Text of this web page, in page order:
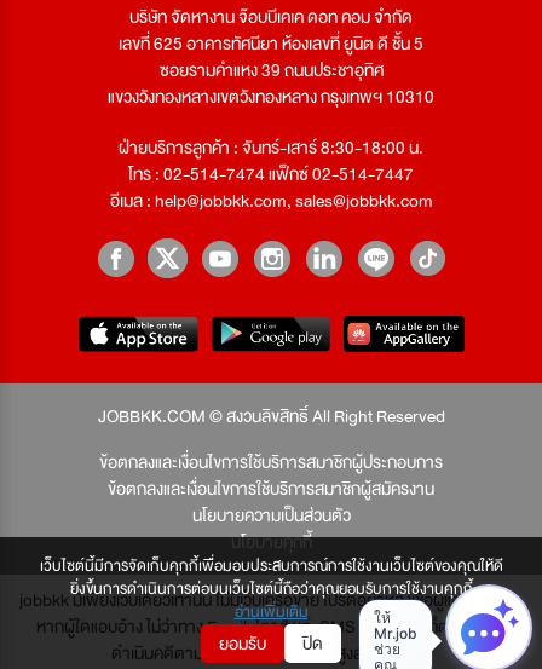
เว็บไซต์นี้มีการจัดเก็บคุกกี้เพื่อมอบประสบการณ์การใช้งานเว็บไซต์ของคุณให้ดี
ยิ่งขึ้นการดำเนินการต่อบนเว็บไซต์นี้ถือว่าคุณยอมรับการใช้งานคุกกี้
อ่านเพิ่มเติม
ยอมรับ ปิด
บริษัท จัดหางาน จ๊อบบีเคเค ดอท คอม จำกัด
เลขที่ 625 อาคารทัศนียา ห้องเลขที่ ยูนิต ดี ชั้น 5
ซอยรามคำแหง 39 ถนนประชาอุทิศ
แขวงวังทองหลางเขตวังทองหลาง กรุงเทพฯ 10310
ฝ่ายบริการลูกค้า : จันทร์-เสาร์ 8:30-18:00 น.
โทร : 02-514-7474 แฟ็กซ์ 02-514-7447
อีเมล :help@jobbkk.com,sales@jobbkk.com
JOBBKK.COM © สงวนลิขสิทธิ์ All Right Reserved
ข้อตกลงและเงื่อนไขการใช้บริการสมาชิกผู้ประกอบการ
ข้อตกลงและเงื่อนไขการใช้บริการสมาชิกผู้สมัครงาน
นโยบายความเป็นส่วนตัว
นโยบายคุกกี้
jobbkk มีเพียงเว็บเดียวเท่านั้น ไม่มีเว็บเครือข่าย โปรดอย่าหลงเชื่อผู้แอบอ้าง และ
หากผู้ใดแอบอ้าง ไม่ว่าทาง Email, โทรศัพท์, SMS หรือทางใดก็ตาม จะถูก
ดำเนินคดีตามที่กฎหมายบัญญัติไว้สูงสุด